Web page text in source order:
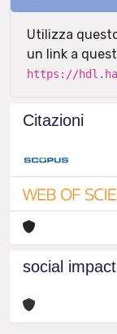
Utilizza
un link a
https://
Citazioni
social impact